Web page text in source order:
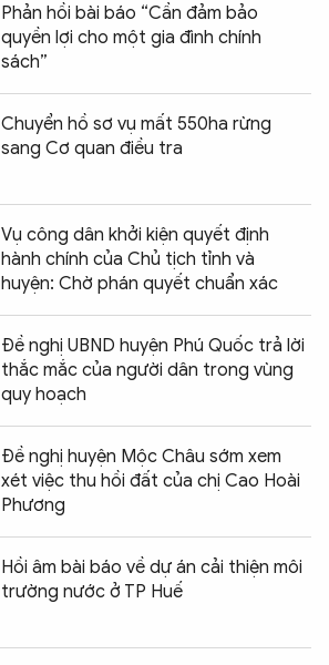
Phản hồi bài báo “Cần đảm bảo
quyền lợi cho một gia đình chính
sách”
Chuyển hồ sơ vụ mất 550ha rừng
sang Cơ quan điều tra
Vụ công dân khởi kiện quyết định
hành chính của Chủ tịch tỉnh và
huyện: Chờ phán quyết chuẩn xác
Đề nghị UBND huyện Phú Quốc trả lời
thắc mắc của người dân trong vùng
quy hoạch
Đề nghị huyện Mộc Châu sớm xem
xét việc thu hồi đất của chị Cao Hoài
Phương
Hồi âm bài báo về dự án cải thiện môi
trường nước ở TP Huế